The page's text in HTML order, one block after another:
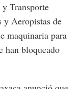
Transporte
y Aeropistas de
maquinaria para
han bloqueado